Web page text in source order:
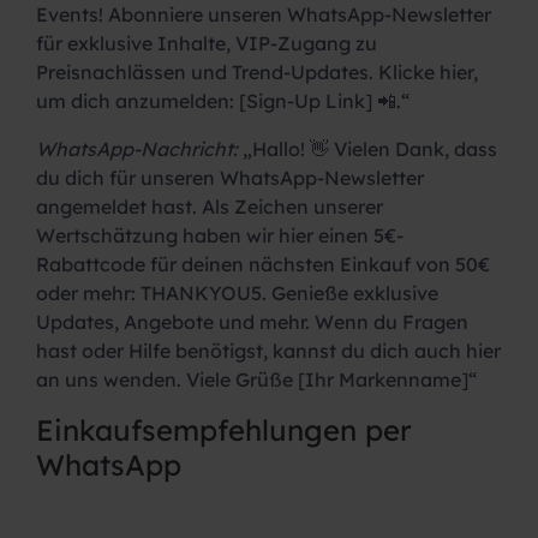
Events! Abonniere unseren WhatsApp-Newsletter
für exklusive Inhalte, VIP-Zugang zu
Preisnachlässen und Trend-Updates. Klicke hier,
um dich anzumelden: [Sign-Up Link] 📲.“
WhatsApp-Nachricht:„Hallo! 👋 Vielen Dank, dass
du dich für unseren WhatsApp-Newsletter
angemeldet hast. Als Zeichen unserer
Wertschätzung haben wir hier einen 5€-
Rabattcode für deinen nächsten Einkauf von 50€
oder mehr: THANKYOU5. Genieße exklusive
Updates, Angebote und mehr. Wenn du Fragen
hast oder Hilfe benötigst, kannst du dich auch hier
an uns wenden. Viele Grüße [Ihr Markenname]“
Einkaufsempfehlungen per
WhatsApp